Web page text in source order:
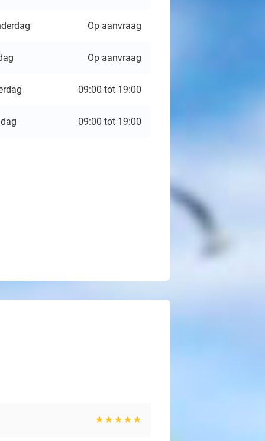
Op aanvraag
Op aanvraag
09:00 tot 19:00
09:00 tot 19:00